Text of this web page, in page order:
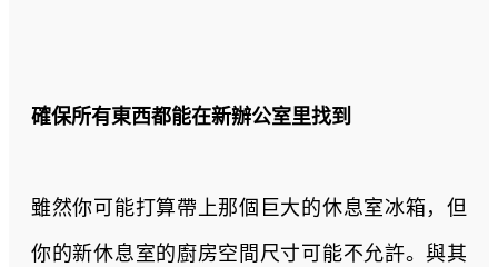
確保所有東西都能在新辦公室里找到
雖然你可能打算帶上那個巨大的休息室冰箱，但
你的新休息室的廚房空間尺寸可能不允許。與其